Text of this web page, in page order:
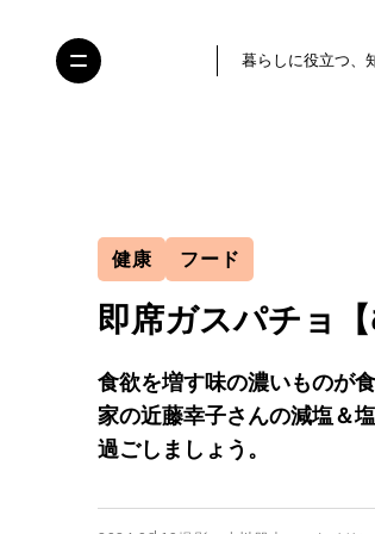
暮らしに役立つ、
健康 フード
即席ガスパチョ
食欲を増す味の濃いものが
家の近藤幸子さんの減塩＆
過ごしましょう。